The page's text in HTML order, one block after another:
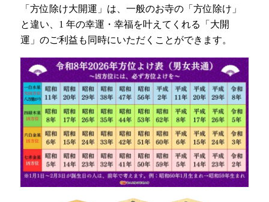
「方位除け大開運」は、一般のお寺の「方位除け」
と違い、1 年の幸運・幸福を叶えてくれる「大開
運」のご利益も同時にいただくことができます。